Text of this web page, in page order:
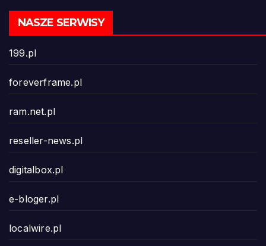
NASZE SERWISY
199.pl
foreverframe.pl
ram.net.pl
reseller-news.pl
digitalbox.pl
e-bloger.pl
localwire.pl